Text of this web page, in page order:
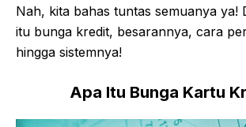
Nah, kita bahas tuntas semuanya ya!
itu bunga kredit, besarannya, cara
hingga sistemnya!
Apa Itu Bunga Kartu